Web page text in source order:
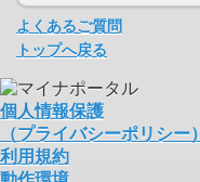
よくあるご質問
トップへ戻る
個人情報保護
（プライバシーポリシー）
利用規約